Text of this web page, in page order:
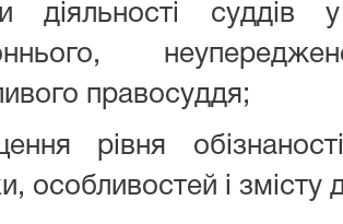
діяльності суддів
правосуддя;
рівня
особливостей і змісту